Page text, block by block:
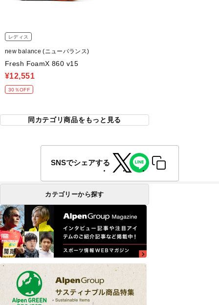
レディス
new balance (ニューバランス)
Fresh FoamX 860 v15
¥12,551
30％OFF
同カテゴリ商品をもっと見る
SNSでシェアする
カテゴリーから探す